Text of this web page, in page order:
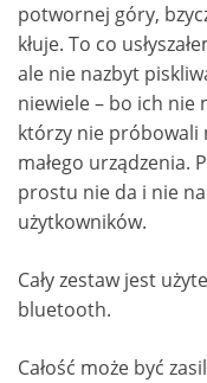
potwornej góry,
kłuje. To co
ale nie nazbyt
niewiele – bo ich nie
którzy nie próbowali
małego urządzenia.
prostu nie da i nie
użytkowników.
Cały zestaw jest
bluetooth.
Całość może być